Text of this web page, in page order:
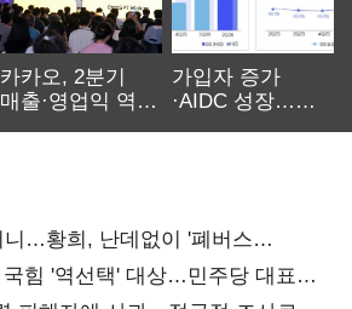
카카오, 2분기
매출·영업익 역대
가입자 증가
·AIDC 성장…
니…황희, 난데없이 '폐버스
힘 '역선택' 대상…민주당 대표로